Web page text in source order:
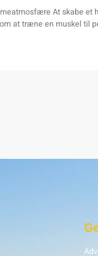
At skabe et
at træne en muskel til